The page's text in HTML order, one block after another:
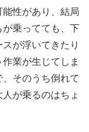
性があり、結局
乗ってても、下
が浮いてきたり
業が生じてしま
そのうち倒れて
が乗るのはちょ